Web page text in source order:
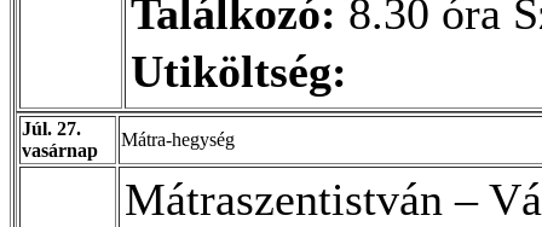
Találkozó: 8.30 óra
Utiköltség:
Júl. 27.
vasárnap
Mátra-hegység
Mátraszentistván –